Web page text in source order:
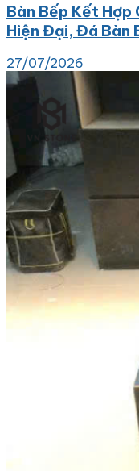
Bàn Bếp Kết
Hiện Đại, Đá Bàn
27/07/2026